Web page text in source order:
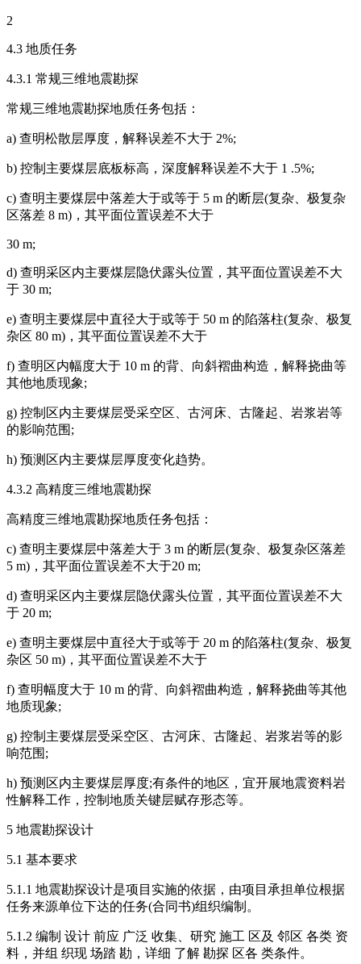
2
4.3 地质任务
4.3.1 常规三维地震勘探
常规三维地震勘探地质任务包括：
a) 查明松散层厚度，解释误差不大于 2%;
b) 控制主要煤层底板标高，深度解释误差不大于 1 .5%;
c) 查明主要煤层中落差大于或等于 5 m 的断层(复杂、极复杂
区落差 8 m)，其平面位置误差不大于
30 m;
d) 查明采区内主要煤层隐伏露头位置，其平面位置误差不大
于 30 m;
e) 查明主要煤层中直径大于或等于 50 m 的陷落柱(复杂、极复
杂区 80 m)，其平面位置误差不大于
f) 查明区内幅度大于 10 m 的背、向斜褶曲构造，解释挠曲等
其他地质现象;
g) 控制区内主要煤层受采空区、古河床、古隆起、岩浆岩等
的影响范围;
h) 预测区内主要煤层厚度变化趋势。
4.3.2 高精度三维地震勘探
高精度三维地震勘探地质任务包括：
c) 查明主要煤层中落差大于 3 m 的断层(复杂、极复杂区落差
5 m)，其平面位置误差不大于20 m;
d) 查明采区内主要煤层隐伏露头位置，其平面位置误差不大
于 20 m;
e) 查明主要煤层中直径大于或等于 20 m 的陷落柱(复杂、极复
杂区 50 m)，其平面位置误差不大于
f) 查明幅度大于 10 m 的背、向斜褶曲构造，解释挠曲等其他
地质现象;
g) 控制主要煤层受采空区、古河床、古隆起、岩浆岩等的影
响范围;
h) 预测区内主要煤层厚度;有条件的地区，宜开展地震资料岩
性解释工作，控制地质关键层赋存形态等。
5 地震勘探设计
5.1 基本要求
5.1.1 地震勘探设计是项目实施的依据，由项目承担单位根据
任务来源单位下达的任务(合同书)组织编制。
5.1.2 编制 设计 前应 广泛 收集、研究 施工 区及 邻区 各类 资
料，并组 织现 场踏 勘，详细 了解 勘探 区各 类条件。